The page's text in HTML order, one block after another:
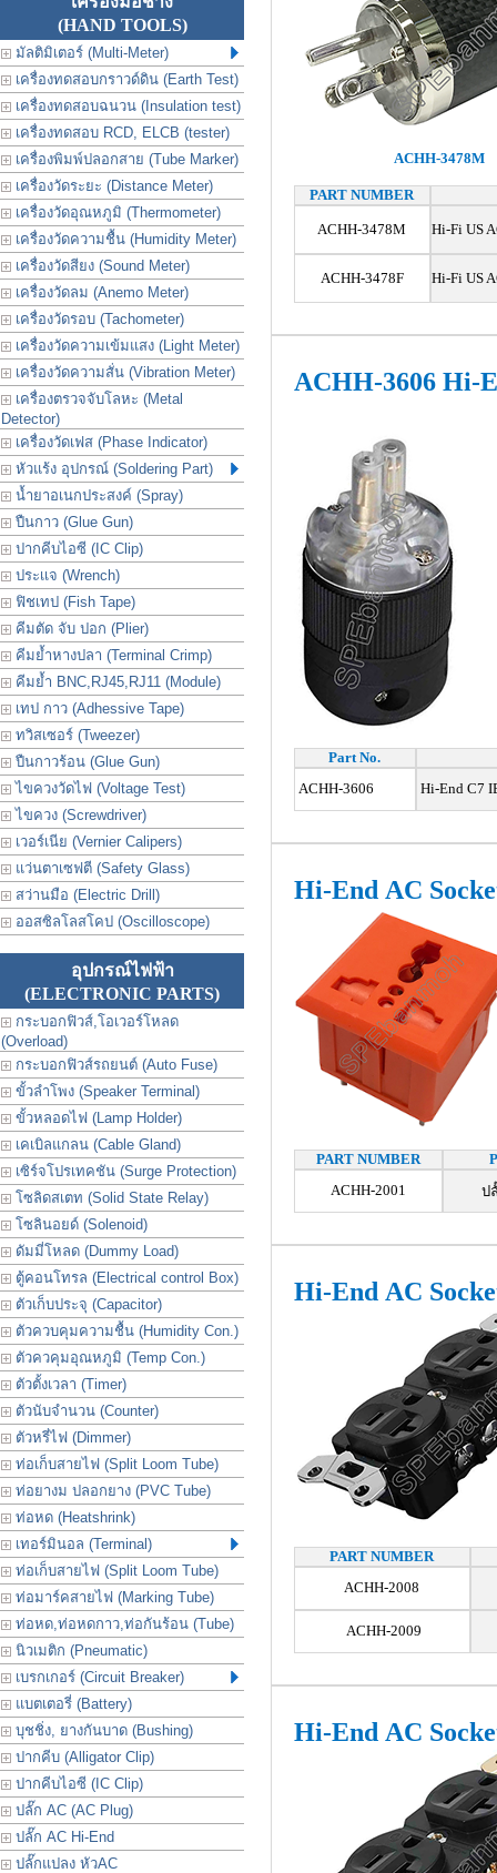
(HAND TOOLS)
มัลติมิเตอร์ (Multi-Meter)
เครื่องทดสอบกราวด์ดิน (Earth Test)
เครื่องทดสอบฉนวน (Insulation test)
เครื่องทดสอบ RCD, ELCB (tester)
เครื่องพิมพ์ปลอกสาย (Tube Marker)
เครื่องวัดระยะ (Distance Meter)
เครื่องวัดอุณหภูมิ (Thermometer)
เครื่องวัดความชื้น (Humidity Meter)
เครื่องวัดสียง (Sound Meter)
เครื่องวัดลม (Anemo Meter)
เครื่องวัดรอบ (Tachometer)
เครื่องวัดความเข้มแสง (Light Meter)
เครื่องวัดความสั่น (Vibration Meter)
เครื่องตรวจจับโลหะ (Metal
Detector)
เครื่องวัดเฟส (Phase Indicator)
หัวแร้ง อุปกรณ์ (Soldering Part)
น้ำยาอเนกประสงค์ (Spray)
ปืนกาว (Glue Gun)
ปากคีบไอซี (IC Clip)
ประเเจ (Wrench)
ฟิชเทป (Fish Tape)
คีมตัด จับ ปอก (Plier)
คีมย้ำหางปลา (Terminal Crimp)
คีมย้ำ BNC,RJ45,RJ11 (Module)
เทป กาว (Adhessive Tape)
ทวิสเซอร์ (Tweezer)
ปืนกาวร้อน (Glue Gun)
ไขควงวัดไฟ (Voltage Test)
ไขควง (Screwdriver)
เวอร์เนีย (Vernier Calipers)
แว่นตาเซฟตี (Safety Glass)
สว่านมือ (Electric Drill)
ออสซิลโลสโคป (Oscilloscope)
อุปกรณ์ไฟฟ้า
(ELECTRONIC PARTS)
กระบอกฟิวส์,โอเวอร์โหลด
(Overload)
กระบอกฟิวส์รถยนต์ (Auto Fuse)
ขั้วลำโพง (Speaker Terminal)
ขั้วหลอดไฟ (Lamp Holder)
เคเบิลแกลน (Cable Gland)
เซิร์จโปรเทคชัน (Surge Protection)
โซลิดสเตท (Solid State Relay)
โซลินอยด์ (Solenoid)
ดัมมี่โหลด (Dummy Load)
ตู้คอนโทรล (Electrical control Box)
ตัวเก็บประจุ (Capacitor)
ตัวควบคุมความชื้น (Humidity Con.)
ตัวควคุมอุณหภูมิ (Temp Con.)
ตัวตั้งเวลา (Timer)
ตัวนับจำนวน (Counter)
ตัวหรี่ไฟ (Dimmer)
ท่อเก็บสายไฟ (Split Loom Tube)
ท่อยางม ปลอกยาง (PVC Tube)
ท่อหด (Heatshrink)
เทอร์มินอล (Terminal)
ท่อเก็บสายไฟ (Split Loom Tube)
ท่อมาร์คสายไฟ (Marking Tube)
ท่อหด,ท่อหดกาว,ท่อกันร้อน (Tube)
นิวเมติก (Pneumatic)
เบรกเกอร์ (Circuit Breaker)
แบตเตอรี่ (Battery)
บุชชิ่ง, ยางกันบาด (Bushing)
ปากคีบ (Alligator Clip)
ปากคีบไอซี (IC Clip)
ปลั๊ก AC (AC Plug)
ปลั๊ก AC Hi-End
ปลั๊กแปลง หัวAC
ACHH-3478M
PART NUMBER
ACHH-3478M Hi-Fi US
ACHH-3478F Hi-Fi US
ACHH-3606 Hi-
Part No.
ACHH-3606
Hi-End C7
Hi-End AC
PART NUMBER
ACHH-2001
ป
Hi-End AC
PART NUMBER
ACHH-2008
ACHH-2009
Hi-End AC